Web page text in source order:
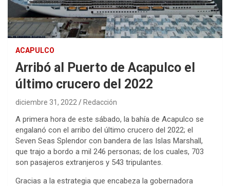
ACAPULCO
Arribó al Puerto de Acapulco el
último crucero del 2022
diciembre 31, 2022 Redacción
A primera hora de este sábado, la bahía de Acapulco se
engalanó con el arribo del último crucero del 2022; el
Seven Seas Splendor con bandera de las Islas Marshall,
que trajo a bordo a mil 246 personas; de los cuales, 703
son pasajeros extranjeros y 543 tripulantes.
Gracias a la estrategia que encabeza la gobernadora